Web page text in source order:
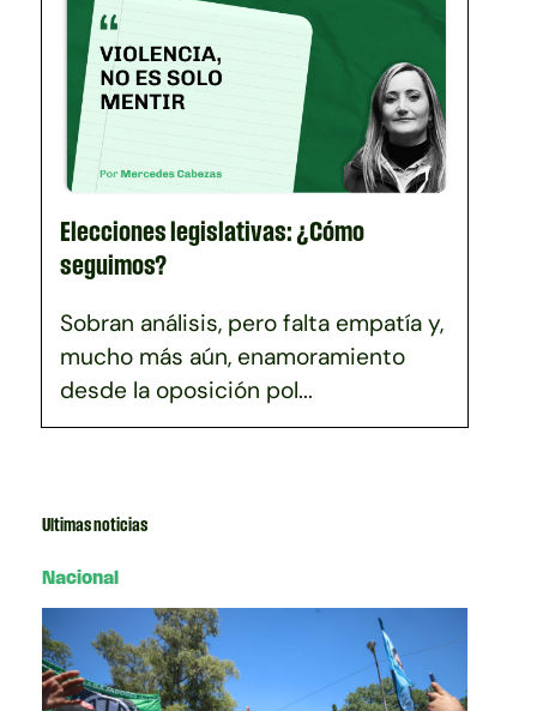
Elecciones legislativas: ¿Cómo
seguimos?
Sobran análisis, pero falta empatía y,
mucho más aún, enamoramiento
desde la oposición pol...
Ultimas noticias
Nacional